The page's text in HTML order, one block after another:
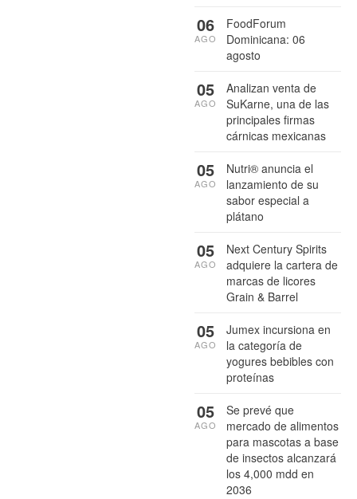
FoodForum
Dominicana: 06
agosto
06
AGO
Analizan venta de
SuKarne, una de las
principales firmas
cárnicas mexicanas
05
AGO
Nutri® anuncia el
lanzamiento de su
sabor especial a
plátano
05
AGO
Next Century Spirits
adquiere la cartera de
marcas de licores
Grain & Barrel
05
AGO
Jumex incursiona en
la categoría de
yogures bebibles con
proteínas
05
AGO
Se prevé que
mercado de alimentos
para mascotas a base
de insectos alcanzará
los 4,000 mdd en
2036
05
AGO